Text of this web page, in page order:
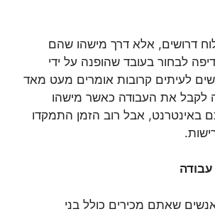
דרושים, אלא דרך מישהו שהם
לבחור בעובד שהופנה על ידי
לעיתים קרובות אומרים מעט מאד
לקבל את העבודה כאשר מישהו
באינטרנט, אבל רוב הזמן התמקדו
שאתם מכירים כולל בני